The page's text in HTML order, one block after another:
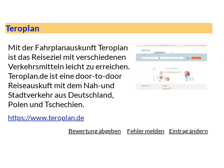
Teroplan
Mit der Fahrplanauskunft Teroplan
ist das Reiseziel mit verschiedenen
Verkehrsmitteln leicht zu erreichen.
Teroplan.de ist eine door-to-door
Reiseauskuft mit dem Nah-und
Stadtverkehr aus Deutschland,
Polen und Tschechien.
https://www.teroplan.de
Bewertung abgeben Fehler melden Eintrag ändern